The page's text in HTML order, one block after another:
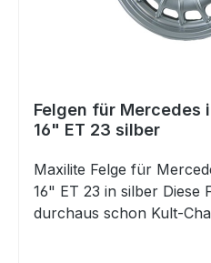
114Mercedes TYP
116Mercedes TYP
wir Ihnen diese sehr
Felgen für Mercedes
16" ET 23 silber
Maxilite Felge für
16" ET 23 in silber Diese
durchaus schon Kult-